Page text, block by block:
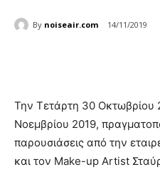
By noiseair.com 14/11/2019
Την Τετάρτη 30 Οκτωβρίου
Νοεμβρίου 2019,
παρουσιάσεις από την
και τον Make-up Artist